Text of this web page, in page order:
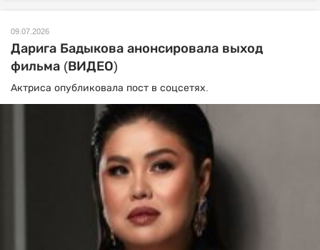
09.07.2026
Дарига Бадыкова анонсировала выход
фильма (ВИДЕО)
Актриса опубликовала пост в соцсетях.